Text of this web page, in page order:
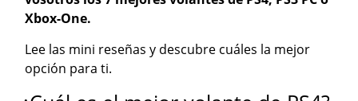
Xbox-One.
Lee las mini reseñas y descubre cuáles la mejor
opción para ti.